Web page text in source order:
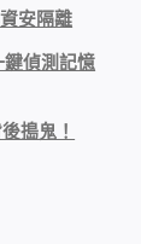
安隔離
偵測記憶
搗鬼！